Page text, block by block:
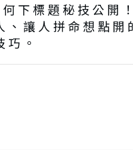
下標題秘技公開
、讓人拼命想點開
巧。